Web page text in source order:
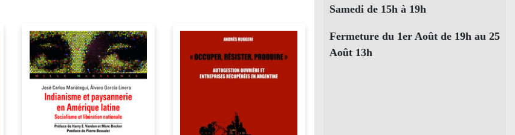
Samedi de 15h à 19h
Fermeture du 1er Août de 19h au 25
Août 13h